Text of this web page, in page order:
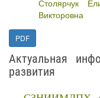
Столярчук
Викторовна
PDF
Актуальная
развития